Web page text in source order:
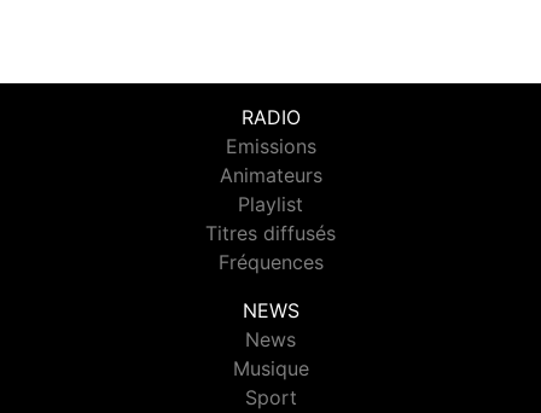
RADIO
Emissions
Animateurs
Playlist
Titres diffusés
Fréquences
NEWS
News
Musique
Sport